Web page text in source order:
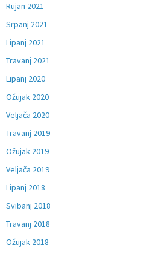
Rujan 2021
Srpanj 2021
Lipanj 2021
Travanj 2021
Lipanj 2020
Ožujak 2020
Veljača 2020
Travanj 2019
Ožujak 2019
Veljača 2019
Lipanj 2018
Svibanj 2018
Travanj 2018
Ožujak 2018